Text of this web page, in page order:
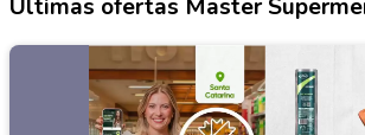
Últimas ofertas Master